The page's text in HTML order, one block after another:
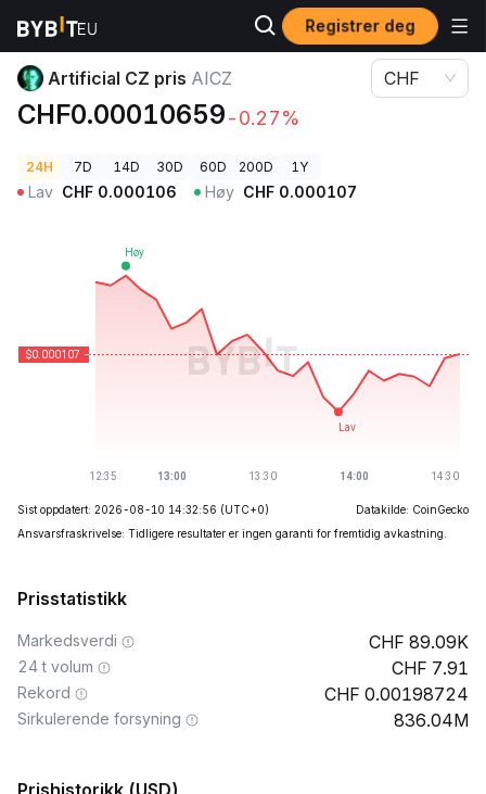
Registrer deg
Kryptopriser
Artificial CZ pris AICZ
CHF0.00010659-0.27%
CHF
24H 7D 14D 30D 60D 200D 1Y
Lav CHF 0.000106 Høy CHF 0.000107
Sist oppdatert: 2026-08-10 14:32:56 (UTC+0)
Datakilde: CoinGecko
Ansvarsfraskrivelse: Tidligere resultater er ingen garanti for fremtidig avkastning.
Prisstatistikk
Markedsverdi 89.09K
24 t volum 7.91
Rekord 0.00198724
Sirkulerende forsyning 836.04M
Prishistorikk (USD)